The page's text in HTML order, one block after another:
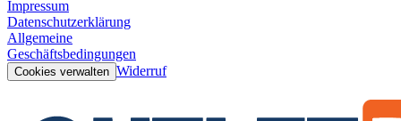
Impressum
Datenschutzerklärung
Allgemeine
Geschäftsbedingungen
Cookies verwalten Widerruf